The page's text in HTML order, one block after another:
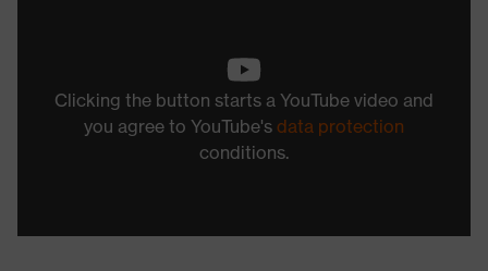
Clicking the button starts a YouTube video and
you agree to YouTube's data protection
conditions.